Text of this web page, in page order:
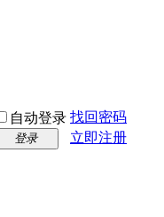
自动登录 找回密码
登录
立即注册